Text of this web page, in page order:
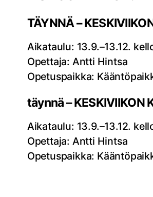
TÄYNNÄ –
Aikataulu: 13.9.–13.12.
Opettaja: Antti Hintsa
Opetuspaikka:
täynnä – KESKIVIIKON
Aikataulu: 13.9.–13.12.
Opettaja: Antti Hintsa
Opetuspaikka: